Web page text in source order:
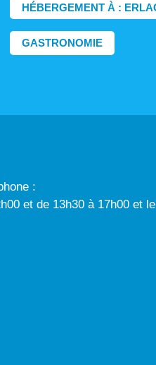
HÉBERGEMENT À :
GASTRONOMIE
:
et de 13h30 à 17h00 et le